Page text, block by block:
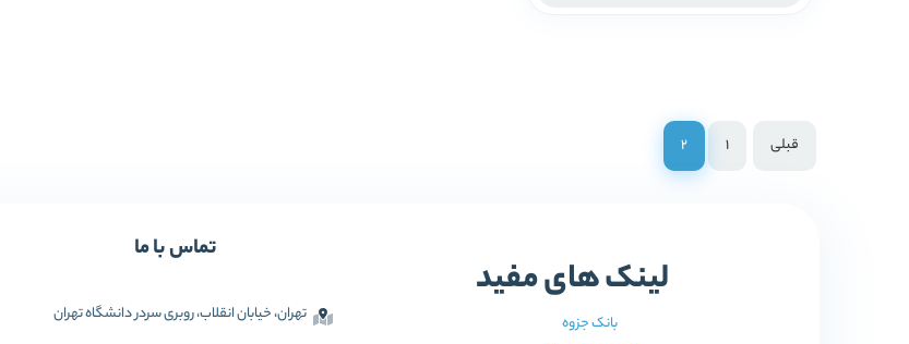
قبلی 1
2
لینک های مفید
بانک جزوه
تماس با ما
تهران، خیابان انقلاب، روبری سردر دانشگاه تهران